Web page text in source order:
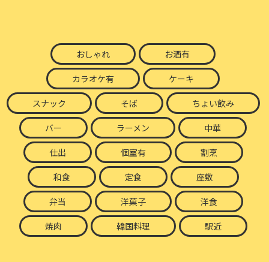
おしゃれ お酒有
カラオケ有 ケーキ
スナック そば ちょい飲み
バー ラーメン 中華
仕出 個室有 割烹
和食 定食 座敷
弁当 洋菓子 洋食
焼肉 韓国料理 駅近